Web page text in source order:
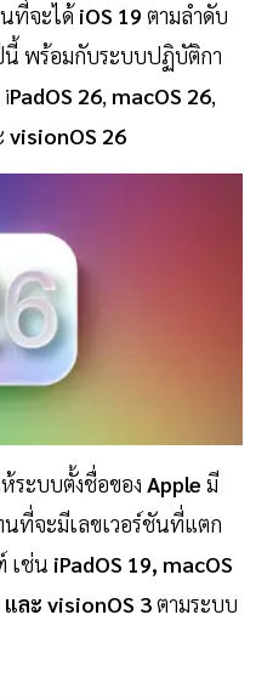
ที่จะได้iOS 19 ตามลำดับ
พร้อมกับระบบปฏิบัติกา
PadOS 26, macOS 26,
visionOS 26
ระบบตั้งชื่อของ Apple มี
ที่จะมีเลขเวอร์ชันที่แตก
เช่น iPadOS 19, macOS
ละ visionOS 3ตามระบบ